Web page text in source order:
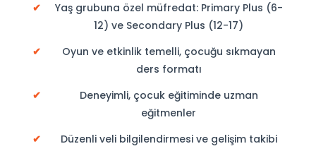
✔
Yaş grubuna özel müfredat: Primary Plus (6-
12) ve Secondary Plus (12-17)
✔
Oyun ve etkinlik temelli, çocuğu sıkmayan
ders formatı
✔
Deneyimli, çocuk eğitiminde uzman
eğitmenler
✔
Düzenli veli bilgilendirmesi ve gelişim takibi